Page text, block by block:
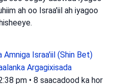
ah oo Israa'iil ah iyagoo
Amniga Israa'iil (Shin Bet)
Argagixisada
pm • 8 saacadood ka hor